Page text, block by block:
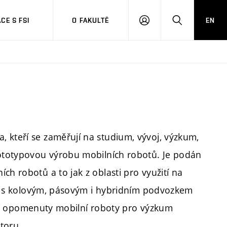
S FSI O FAKULTĚ
PŘIHLÁŠENÍHLEDAT
EN
kteří se zaměřují na studium, vývoj, výzkum,
výrobu mobilních robotů. Je podán
robotů a to jak z oblasti pro využití na
kolovým, pásovým i hybridním podvozkem
opomenuty mobilní roboty pro výzkum